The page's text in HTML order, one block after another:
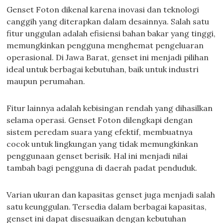
Genset Foton dikenal karena inovasi dan teknologi
canggih yang diterapkan dalam desainnya. Salah satu
fitur unggulan adalah efisiensi bahan bakar yang tinggi,
memungkinkan pengguna menghemat pengeluaran
operasional. Di Jawa Barat, genset ini menjadi pilihan
ideal untuk berbagai kebutuhan, baik untuk industri
maupun perumahan.
Fitur lainnya adalah kebisingan rendah yang dihasilkan
selama operasi. Genset Foton dilengkapi dengan
sistem peredam suara yang efektif, membuatnya
cocok untuk lingkungan yang tidak memungkinkan
penggunaan genset berisik. Hal ini menjadi nilai
tambah bagi pengguna di daerah padat penduduk.
Varian ukuran dan kapasitas genset juga menjadi salah
satu keunggulan. Tersedia dalam berbagai kapasitas,
genset ini dapat disesuaikan dengan kebutuhan